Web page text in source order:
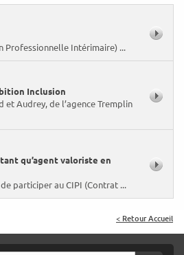
Professionnelle Intérimaire) ...
Inclusion
et Audrey, de l’agence Tremplin
qu’agent valoriste en
participer au CIPI (Contrat ...
< Retour Accueil